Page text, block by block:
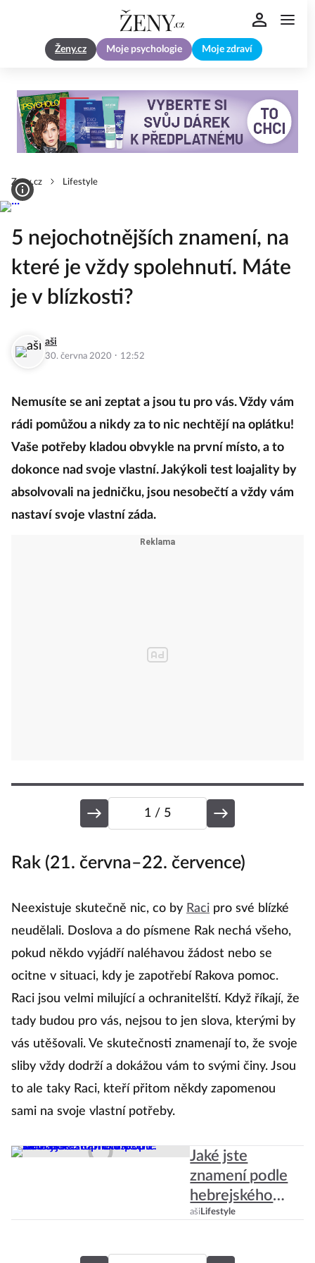
Ženy.cz Moje psychologie Moje zdraví
Zeny.cz Lifestyle
5 nejochotnějších znamení, na
které je vždy spolehnutí. Máte
je v blízkosti?
aši
30. června 2020 · 12:52
Nemusíte se ani zeptat a jsou tu pro vás. Vždy vám
rádi pomůžou a nikdy za to nic nechtějí na oplátku!
Vaše potřeby kladou obvykle na první místo, a to
dokonce nad svoje vlastní. Jakýkoli test loajality by
absolvovali na jedničku, jsou nesobečtí a vždy vám
nastaví svoje vlastní záda.
1 / 5
Rak (21. června–22. července)
Neexistuje skutečně nic, co by Raci pro své blízké
neudělali. Doslova a do písmene Rak nechá všeho,
pokud někdo vyjádří naléhavou žádost nebo se
ocitne v situaci, kdy je zapotřebí Rakova pomoc.
Raci jsou velmi milující a ochranitelští. Když říkají, že
tady budou pro vás, nejsou to jen slova, kterými by
vás utěšovali. Ve skutečnosti znamenají to, že svoje
sliby vždy dodrží a dokážou vám to svými činy. Jsou
to ale taky Raci, kteří přitom někdy zapomenou
sami na svoje vlastní potřeby.
Jaké jste
znamení podle
hebrejského
horoskopu?
přednosti i
aši Lifestyle